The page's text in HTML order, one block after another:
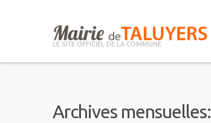
LE SITE OFFICIEL DE LA COMMUNE
Archives mensuelles: